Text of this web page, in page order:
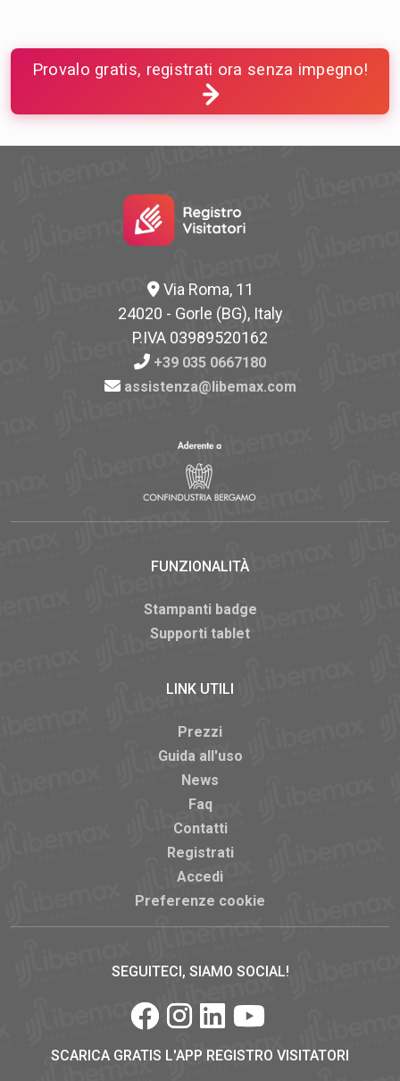
Provalo gratis, registrati ora senza impegno!
Via Roma, 11
24020 - Gorle (BG), Italy
P.IVA 03989520162
+39 035 0667180
assistenza@libemax.com
FUNZIONALITÀ
Stampanti badge
Supporti tablet
LINK UTILI
Prezzi
Guida all'uso
News
Faq
Contatti
Registrati
Accedi
Preferenze cookie
SEGUITECI, SIAMO SOCIAL!
SCARICA GRATIS L'APP REGISTRO VISITATORI